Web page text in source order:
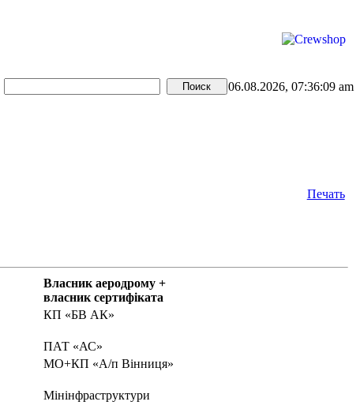
06.08.2026, 07:36:09 am
Печать
Власник аеродрому +
власник сертифіката
КП «БВ АК»
ПАТ «АС»
МО+КП «А/п Вінниця»
Мінінфраструктури